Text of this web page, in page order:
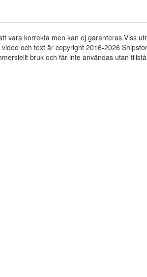
vara korrekta men kan ej garanteras.Viss
och text är copyright 2016-2026
bruk och får inte användas utan